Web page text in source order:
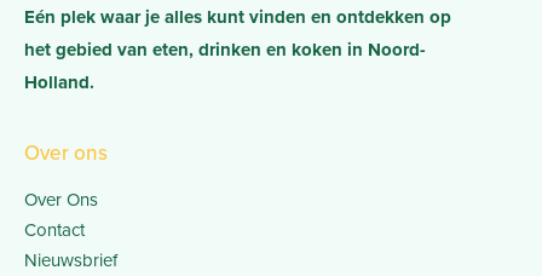
Eén plek waar je alles kunt vinden en ontdekken op
het gebied van eten, drinken en koken in Noord-
Holland.
Over ons
Over Ons
Contact
Nieuwsbrief